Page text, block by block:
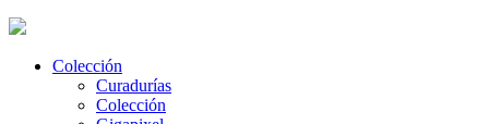
Colección
Curadurías
Colección